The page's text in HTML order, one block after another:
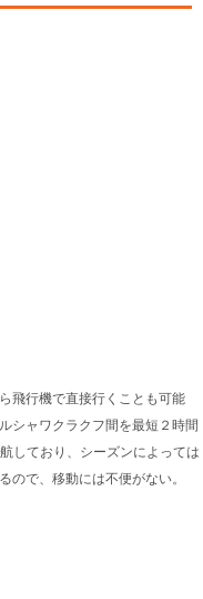
飛行機で直接行くことも可能
シャワクラクフ間を最短２時間
しており、シーズンによっては
ので、移動には不便がない。